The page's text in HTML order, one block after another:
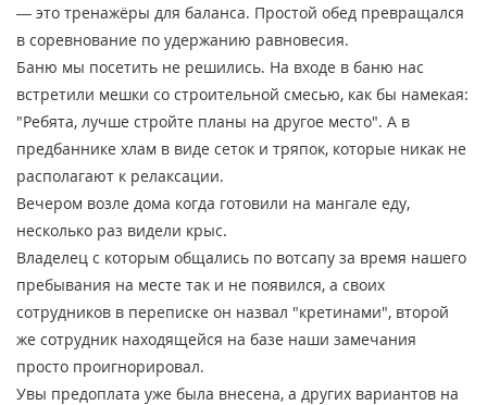
— это тренажёры для баланса. Простой обед превращался
в соревнование по удержанию равновесия.
Баню мы посетить не решились. На входе в баню нас
встретили мешки со строительной смесью, как бы намекая:
"Ребята, лучше стройте планы на другое место". А в
предбаннике хлам в виде сеток и тряпок, которые никак не
располагают к релаксации.
Вечером возле дома когда готовили на мангале еду,
несколько раз видели крыс.
Владелец с которым общались по вотсапу за время нашего
пребывания на месте так и не появился, а своих
сотрудников в переписке он назвал "кретинами", второй
же сотрудник находящейся на базе наши замечания
просто проигнорировал.
Увы предоплата уже была внесена, а других вариантов на